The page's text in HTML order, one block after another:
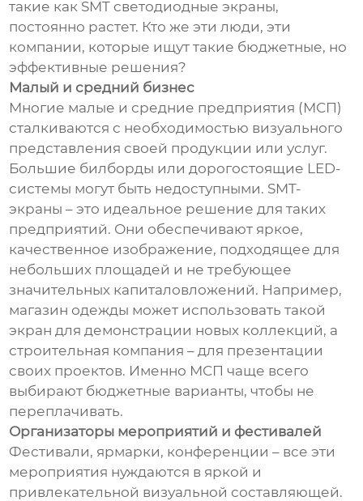
такие как SMT светодиодные экраны,
постоянно растет. Кто же эти люди, эти
компании, которые ищут такие бюджетные, но
эффективные решения?
Малый и средний бизнес
Многие малые и средние предприятия (МСП)
сталкиваются с необходимостью визуального
представления своей продукции или услуг.
Большие билборды или дорогостоящие LED-
системы могут быть недоступными. SMT-
экраны – это идеальное решение для таких
предприятий. Они обеспечивают яркое,
качественное изображение, подходящее для
небольших площадей и не требующее
значительных капиталовложений. Например,
магазин одежды может использовать такой
экран для демонстрации новых коллекций, а
строительная компания – для презентации
своих проектов. Именно МСП чаще всего
выбирают бюджетные варианты, чтобы не
переплачивать.
Организаторы мероприятий и фестивалей
Фестивали, ярмарки, конференции – все эти
мероприятия нуждаются в яркой и
привлекательной визуальной составляющей.